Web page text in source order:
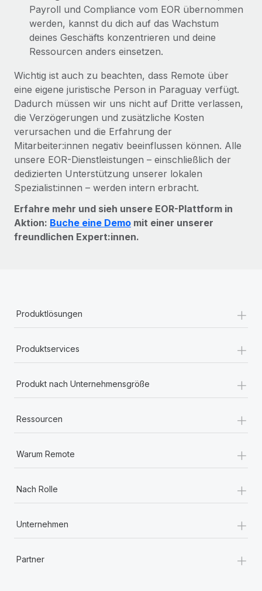
Payroll und Compliance vom EOR übernommen
werden, kannst du dich auf das Wachstum
deines Geschäfts konzentrieren und deine
Ressourcen anders einsetzen.
Wichtig ist auch zu beachten, dass Remote über
eine eigene juristische Person in Paraguay verfügt.
Dadurch müssen wir uns nicht auf Dritte verlassen,
die Verzögerungen und zusätzliche Kosten
verursachen und die Erfahrung der
Mitarbeiter:innen negativ beeinflussen können. Alle
unsere EOR-Dienstleistungen – einschließlich der
dedizierten Unterstützung unserer lokalen
Spezialist:innen – werden intern erbracht.
Erfahre mehr und sieh unsere EOR-Plattform in
Aktion: Buche eine Demo mit einer unserer
freundlichen Expert:innen.
Produktlösungen +
Produktservices +
Produkt nach Unternehmensgröße +
Ressourcen +
Warum Remote +
Nach Rolle +
Unternehmen +
Partner +